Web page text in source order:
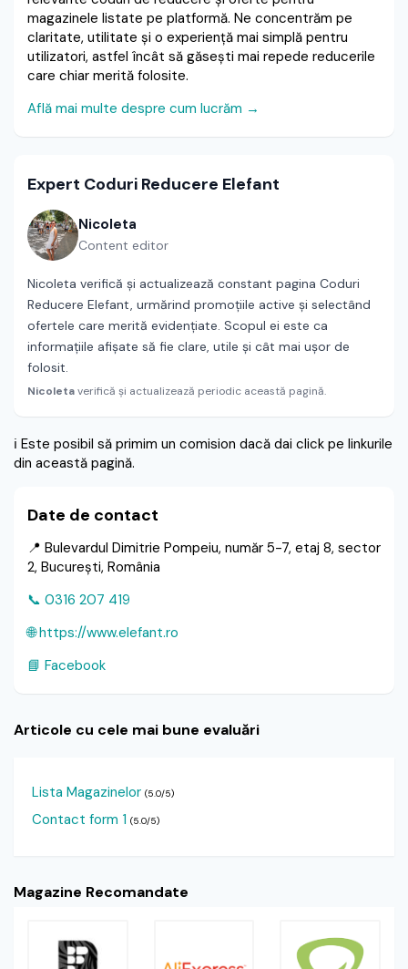
magazinele listate pe platformă. Ne concentrăm pe
claritate, utilitate și o experiență mai simplă pentru
utilizatori, astfel încât să găsești mai repede reducerile
care chiar merită folosite.
Află mai multe despre cum lucrăm →
Expert Coduri Reducere Elefant
Nicoleta
Content editor
Nicoleta verifică și actualizează constant pagina Coduri
Reducere Elefant, urmărind promoțiile active și selectând
ofertele care merită evidențiate. Scopul ei este ca
informațiile afișate să fie clare, utile și cât mai ușor de
folosit.
Nicoletaverifică și actualizează periodic această pagină.
ℹ️ Este posibil să primim un comision dacă dai click pe linkurile
din această pagină.
Date de contact
📍 Bulevardul Dimitrie Pompeiu, număr 5-7, etaj 8, sector
2, București, România
📞 0316 207 419
🌐 https://www.elefant.ro
📘 Facebook
Articole cu cele mai bune evaluări
Lista Magazinelor (5.0/5)
Contact form 1 (5.0/5)
Magazine Recomandate